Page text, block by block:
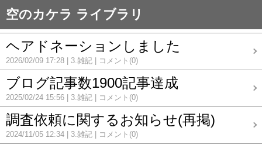
空のカケラ ライブラリ
ヘアドネーションしました
2026/02/09 17:28 3.雑記 コメント(0)
ブログ記事数1900記事達成
2025/02/24 15:56 3.雑記 コメント(0)
調査依頼に関するお知らせ(再掲)
2024/11/05 12:34 3.雑記 コメント(0)